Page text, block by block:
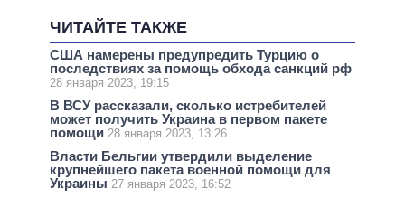
ЧИТАЙТЕ ТАКЖЕ
США намерены предупредить Турцию о
последствиях за помощь обхода санкций рф
28 января 2023, 19:15
В ВСУ рассказали, сколько истребителей
может получить Украина в первом пакете
помощи 28 января 2023, 13:26
Власти Бельгии утвердили выделение
крупнейшего пакета военной помощи для
Украины 27 января 2023, 16:52